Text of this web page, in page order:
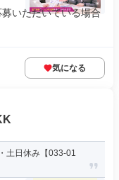
いただいている場合
気になる
土日休み【033-01